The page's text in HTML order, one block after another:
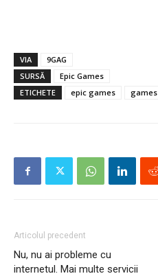
VIA
9GAG
SURSĂ
Epic Games
ETICHETE
epic games games
Articolul precedent
Nu, nu ai probleme cu
internetul. Mai multe servicii